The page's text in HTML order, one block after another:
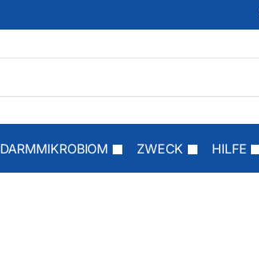
DARMMIKROBIOM ZWECK HILFE